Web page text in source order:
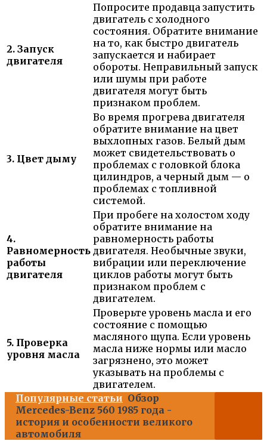
2. Запуск
двигателя
Попросите продавца запустить
двигатель с холодного
состояния. Обратите внимание
на то, как быстро двигатель
запускается и набирает
обороты. Неправильный запуск
или шумы при работе
двигателя могут быть
признаком проблем.
3. Цвет дыму
Во время прогрева двигателя
обратите внимание на цвет
выхлопных газов. Белый дым
может свидетельствовать о
проблемах с головкой блока
цилиндров, а черный дым — о
проблемах с топливной
системой.
4.
Равномерность
работы
двигателя
При пробеге на холостом ходу
обратите внимание на
равномерность работы
двигателя. Необычные звуки,
вибрации или переключение
циклов работы могут быть
признаком проблем с
двигателем.
5. Проверка
уровня масла
Проверьте уровень масла и его
состояние с помощью
масляного щупа. Если уровень
масла ниже нормы или масло
загрязнено, это может
указывать на проблемы с
двигателем.
Популярные статьи Обзор
Mercedes-Benz 560 1985 года -
история и особенности великого
автомобиля